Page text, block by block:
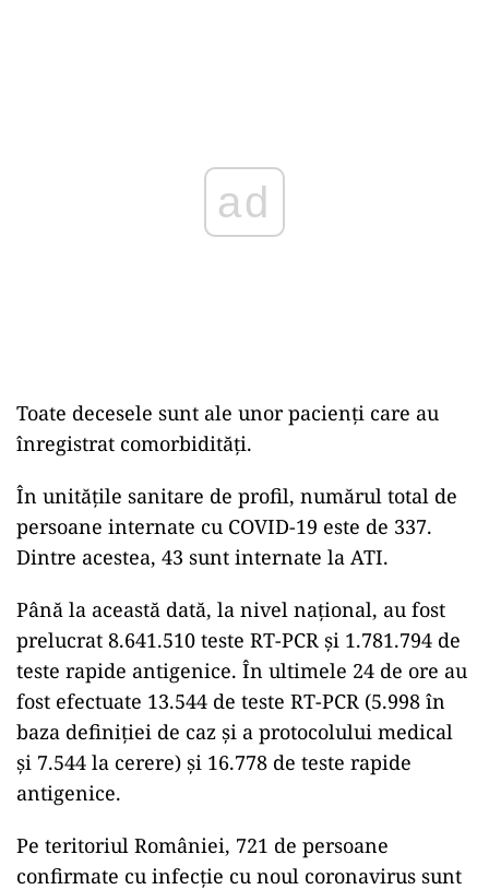
ad
Toate decesele sunt ale unor pacienți care au
înregistrat comorbidități.
În unitățile sanitare de profil, numărul total de
persoane internate cu COVID-19 este de 337.
Dintre acestea, 43 sunt internate la ATI.
Până la această dată, la nivel național, au fost
prelucrat 8.641.510 teste RT-PCR și 1.781.794 de
teste rapide antigenice. În ultimele 24 de ore au
fost efectuate 13.544 de teste RT-PCR (5.998 în
baza definiției de caz și a protocolului medical
și 7.544 la cerere) și 16.778 de teste rapide
antigenice.
Pe teritoriul României, 721 de persoane
confirmate cu infecție cu noul coronavirus sunt